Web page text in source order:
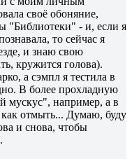
своё обоняние,
"Библиотеки" - и, если я
то сейчас я
и знаю свою
кружится голова).
а сэмпл я тестила в
В более прохладную
мускус", например, а в
как отмыть... Думаю, буду
и снова, чтобы